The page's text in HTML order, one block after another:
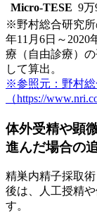
Micro-TESE 9万
※野村総合研究所
年11月6日～2020
療（自由診療）
して算出。
※参照元：野村総
（https://
体外受精や顕
進んだ場合の
精巣内精子採取術
後は、
人工授精
す。